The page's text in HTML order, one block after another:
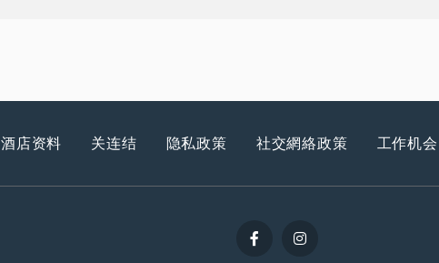
酒店资料 关连结 隐私政策 社交網絡政策 工作机会